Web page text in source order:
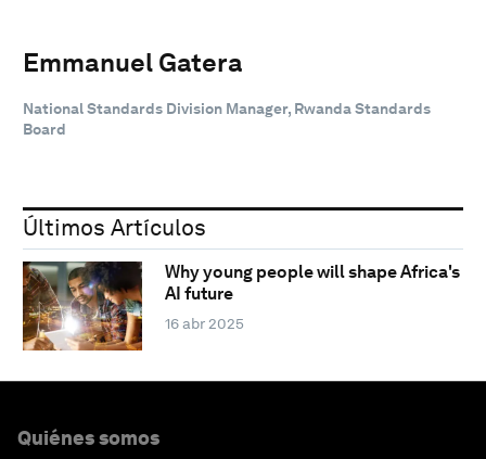
Emmanuel Gatera
National Standards Division Manager, Rwanda Standards
Board
Últimos Artículos
Why young people will shape Africa's
AI future
16 abr 2025
Quiénes somos